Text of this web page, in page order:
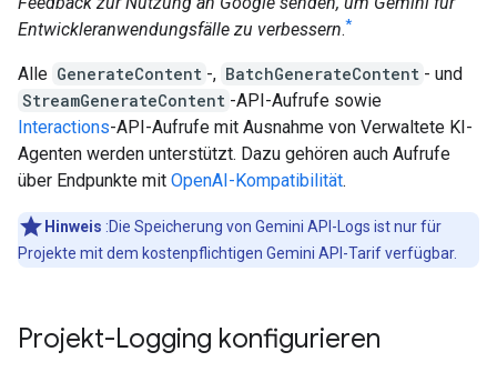
Entwickleranwendungsfälle zu verbessern.*
Alle GenerateContent -, BatchGenerateContent - und
StreamGenerateContent -API-Aufrufe sowie
Interactions-API-Aufrufe mit Ausnahme von Verwaltete KI-
Agenten werden unterstützt. Dazu gehören auch Aufrufe
über Endpunkte mit OpenAI-Kompatibilität.
Hinweis :Die Speicherung von Gemini API-Logs ist nur für
Projekte mit dem kostenpflichtigen Gemini API-Tarif verfügbar.
Projekt-Logging konfigurieren